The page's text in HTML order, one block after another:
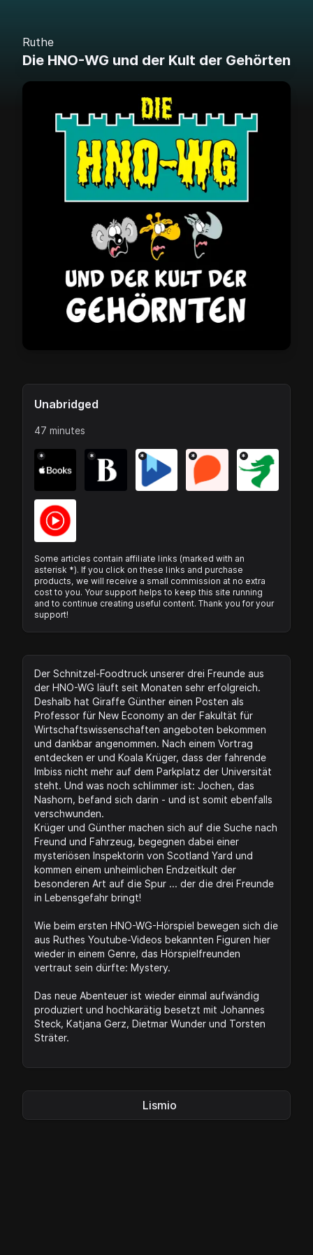
Ruthe
Die HNO-WG und der Kult der Gehörten
Unabridged
47 minutes
* * * * *
Some articles contain affiliate links (marked with an
asterisk *). If you click on these links and purchase
products, we will receive a small commission at no extra
cost to you. Your support helps to keep this site running
and to continue creating useful content. Thank you for your
support!
Der Schnitzel-Foodtruck unserer drei Freunde aus
der HNO-WG läuft seit Monaten sehr erfolgreich.
Deshalb hat Giraffe Günther einen Posten als
Professor für New Economy an der Fakultät für
Wirtschaftswissenschaften angeboten bekommen
und dankbar angenommen. Nach einem Vortrag
entdecken er und Koala Krüger, dass der fahrende
Imbiss nicht mehr auf dem Parkplatz der Universität
steht. Und was noch schlimmer ist: Jochen, das
Nashorn, befand sich darin - und ist somit ebenfalls
verschwunden.
Krüger und Günther machen sich auf die Suche nach
Freund und Fahrzeug, begegnen dabei einer
mysteriösen Inspektorin von Scotland Yard und
kommen einem unheimlichen Endzeitkult der
besonderen Art auf die Spur ... der die drei Freunde
in Lebensgefahr bringt!
Wie beim ersten HNO-WG-Hörspiel bewegen sich die
aus Ruthes Youtube-Videos bekannten Figuren hier
wieder in einem Genre, das Hörspielfreunden
vertraut sein dürfte: Mystery.
Das neue Abenteuer ist wieder einmal aufwändig
produziert und hochkarätig besetzt mit Johannes
Steck, Katjana Gerz, Dietmar Wunder und Torsten
Sträter.
Lismio